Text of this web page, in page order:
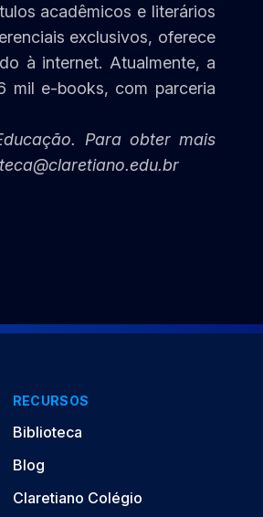
acadêmicos e literários
exclusivos, oferece
à internet. Atualmente, a
mil e-books, com parceria
Para obter mais
RECURSOS
Biblioteca
Blog
Claretiano Colégio